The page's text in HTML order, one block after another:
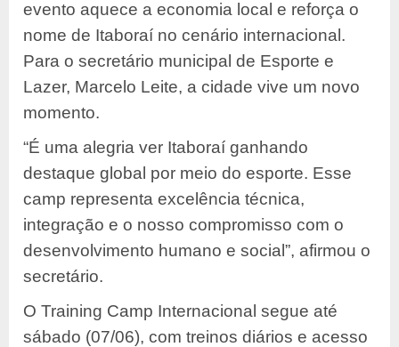
evento aquece a economia local e reforça o
nome de Itaboraí no cenário internacional.
Para o secretário municipal de Esporte e
Lazer, Marcelo Leite, a cidade vive um novo
momento.
“É uma alegria ver Itaboraí ganhando
destaque global por meio do esporte. Esse
camp representa excelência técnica,
integração e o nosso compromisso com o
desenvolvimento humano e social”, afirmou o
secretário.
O Training Camp Internacional segue até
sábado (07/06), com treinos diários e acesso